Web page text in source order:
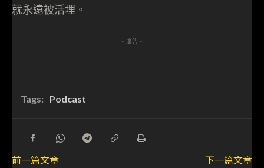
就永遠被活埋。
- 廣告 -
Tags: Podcast
前一篇文章
下一篇文章